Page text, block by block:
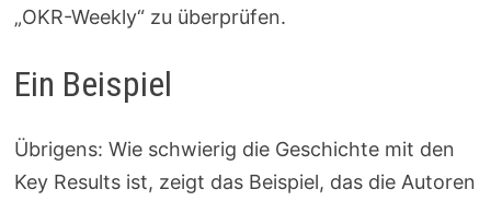
„OKR-Weekly“ zu überprüfen.
Ein Beispiel
Übrigens: Wie schwierig die Geschichte mit den
Key Results ist, zeigt das Beispiel, das die Autoren